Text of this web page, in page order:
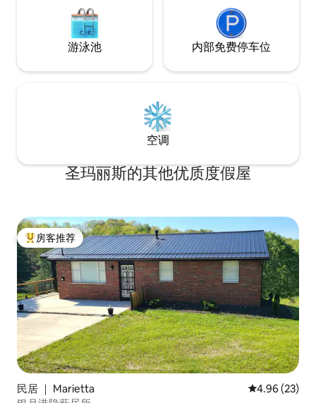
游泳池 内部免费停车位
空调
圣玛丽斯的其他优质度假屋
热门「房客推荐」
房客推荐
民居 ｜ Marietta 平均评分
4.96 (23)